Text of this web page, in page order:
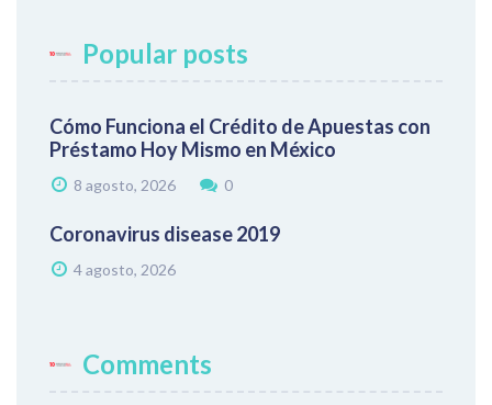
Popular posts
Cómo Funciona el Crédito de Apuestas con
Préstamo Hoy Mismo en México
8 agosto, 2026 0
Coronavirus disease 2019
4 agosto, 2026
Comments